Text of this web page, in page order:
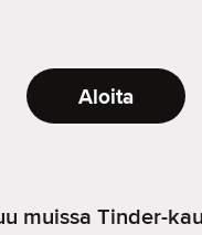
Aloita
muissa Tinder-